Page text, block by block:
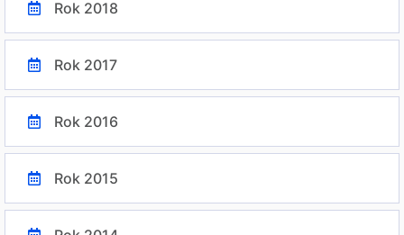
Rok 2018
Rok 2017
Rok 2016
Rok 2015